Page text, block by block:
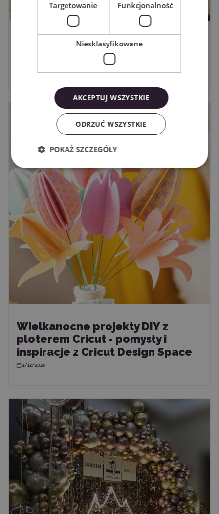
WYGRAJ PLOTER CAMEO5A -
Wielkanocne projekty DIY z
ploterem Cricut - pomysły i
inspiracje z Cricut Design Space
3/12/2026
Targetowanie Funkcjonalność
Niesklasyfikowane
AKCEPTUJ WSZYSTKIE
ODRZUĆ WSZYSTKIE
POKAŻ SZCZEGÓŁY